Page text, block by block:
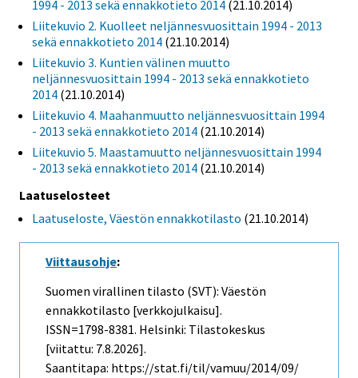
1994 - 2013 sekä ennakkotieto 2014 (21.10.2014)
Liitekuvio 2. Kuolleet neljännesvuosittain 1994 - 2013
sekä ennakkotieto 2014 (21.10.2014)
Liitekuvio 3. Kuntien välinen muutto
neljännesvuosittain 1994 - 2013 sekä ennakkotieto
2014 (21.10.2014)
Liitekuvio 4. Maahanmuutto neljännesvuosittain 1994
- 2013 sekä ennakkotieto 2014 (21.10.2014)
Liitekuvio 5. Maastamuutto neljännesvuosittain 1994
- 2013 sekä ennakkotieto 2014 (21.10.2014)
Laatuselosteet
Laatuseloste, Väestön ennakkotilasto (21.10.2014)
Viittausohje:
Suomen virallinen tilasto (SVT): Väestön
ennakkotilasto [verkkojulkaisu].
ISSN=1798-8381. Helsinki: Tilastokeskus
[viitattu: 7.8.2026].
Saantitapa: https://stat.fi/til/vamuu/2014/09/